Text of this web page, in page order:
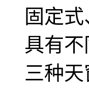
固定
具有
三种